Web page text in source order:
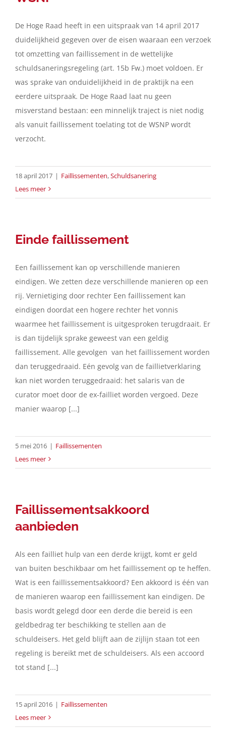
In de media
Contact
Nederlands
De Hoge Raad heeft in een uitspraak van 14 april 2017
duidelijkheid gegeven over de eisen waaraan een verzoek
tot omzetting van faillissement in de wettelijke
schuldsaneringsregeling (art. 15b Fw.) moet voldoen. Er
was sprake van onduidelijkheid in de praktijk na een
eerdere uitspraak. De Hoge Raad laat nu geen
misverstand bestaan: een minnelijk traject is niet nodig
als vanuit faillissement toelating tot de WSNP wordt
verzocht.
18 april 2017 | Faillissementen,Schuldsanering
Lees meer
Einde faillissement
Een faillissement kan op verschillende manieren
eindigen. We zetten deze verschillende manieren op een
rij. Vernietiging door rechter Een faillissement kan
eindigen doordat een hogere rechter het vonnis
waarmee het faillissement is uitgesproken terugdraait. Er
is dan tijdelijk sprake geweest van een geldig
faillissement. Alle gevolgen van het faillissement worden
dan teruggedraaid. Eén gevolg van de faillietverklaring
kan niet worden teruggedraaid: het salaris van de
curator moet door de ex-failliet worden vergoed. Deze
manier waarop [...]
5 mei 2016 | Faillissementen
Lees meer
Faillissementsakkoord
aanbieden
Als een failliet hulp van een derde krijgt, komt er geld
van buiten beschikbaar om het faillissement op te heffen.
Wat is een faillissementsakkoord? Een akkoord is één van
de manieren waarop een faillissement kan eindigen. De
basis wordt gelegd door een derde die bereid is een
geldbedrag ter beschikking te stellen aan de
schuldeisers. Het geld blijft aan de zijlijn staan tot een
regeling is bereikt met de schuldeisers. Als een accoord
tot stand [...]
15 april 2016 | Faillissementen
Lees meer